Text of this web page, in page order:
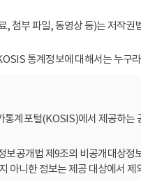
첨부 파일, 동영상 등)는 저작
통계정보에 대해서는 누구
계포털(KOSIS)에서 제공하
보공개법 제9조의 비공개대상
아니한 정보는 제공 대상에서 제